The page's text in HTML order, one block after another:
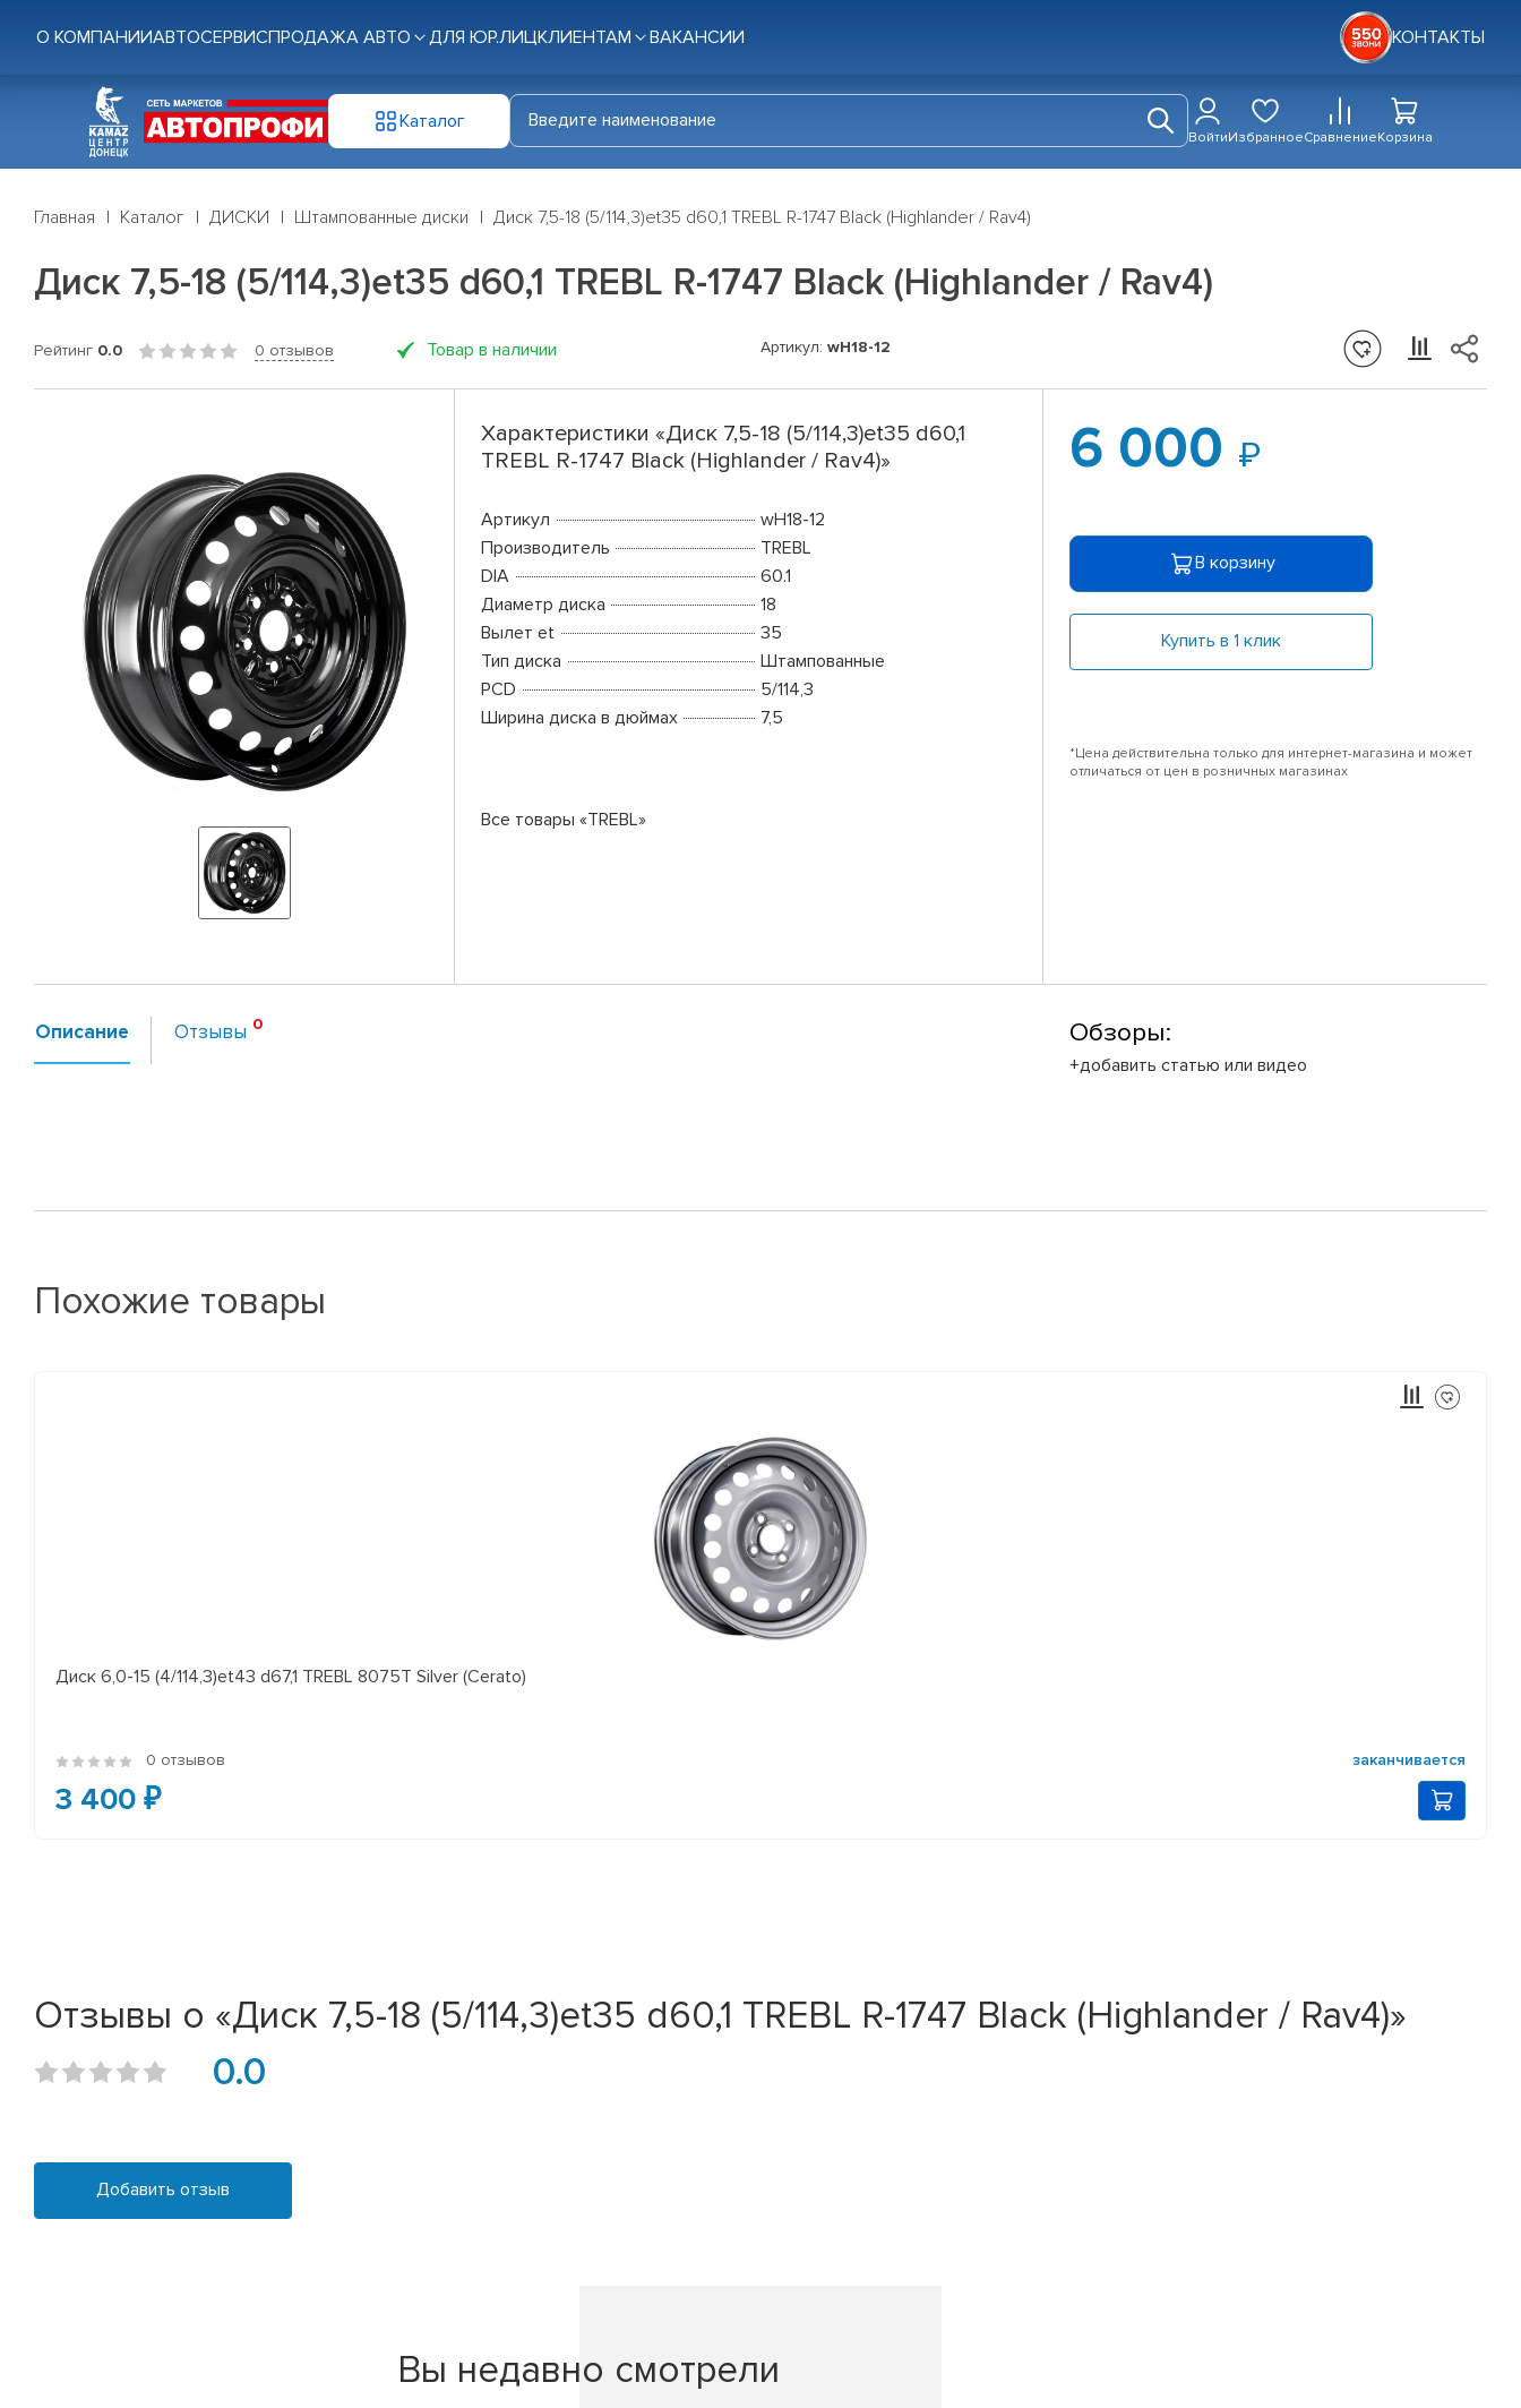
О КОМПАНИИАВТОСЕРВИСПРОДАЖА АВТО ДЛЯ ЮР.ЛИЦКЛИЕНТАМ ВАКАНСИИ КОНТАКТЫ
Каталог
ВойтиИзбранноеСравнениеКорзина
Главная Каталог ДИСКИ Штампованные диски Диск 7,5-18 (5/114,3)et35 d60,1 TREBL R-1747 Black (Highlander / Rav4)
Диск 7,5-18 (5/114,3)et35 d60,1 TREBL R-1747 Black (Highlander / Rav4)
Рейтинг 0.0 0 отзывов Товар в наличии Артикул: wH18-12
Характеристики «Диск 7,5-18 (5/114,3)et35 d60,1
TREBL R-1747 Black (Highlander / Rav4)»
Артикул
wH18-12
Производитель
TREBL
DIA
60.1
Диаметр диска
18
Вылет et
35
Тип диска
Штампованные
PCD
5/114,3
Ширина диска в дюймах
7,5
Все товары «TREBL»
6 000
В корзину
Купить в 1 клик
*Цена действительна только для интернет-магазина и может
отличаться от цен в розничных магазинах
Описание Отзывы Обзоры:
+добавить статью или видео
Похожие товары
Диск 6,0-15 (4/114,3)et43 d67,1 TREBL 8075T Silver (Cerato)
0 отзывов заканчивается
3 400 ₽
Отзывы о «Диск 7,5-18 (5/114,3)et35 d60,1 TREBL R-1747 Black (Highlander / Rav4)»
0.0
Добавить отзыв
Вы недавно смотрели